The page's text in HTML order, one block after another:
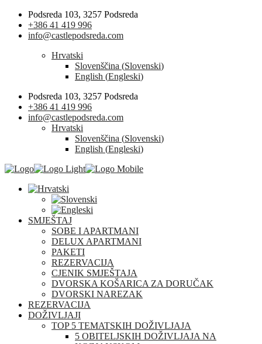
Podsreda 103, 3257 Podsreda
+386 41 419 996
info@castlepodsreda.com
Hrvatski
Slovenščina (Slovenski)
English (Engleski)
Podsreda 103, 3257 Podsreda
+386 41 419 996
info@castlepodsreda.com
Hrvatski
Slovenščina (Slovenski)
English (Engleski)
SMJEŠTAJ
SOBE I APARTMANI
DELUX APARTMANI
PAKETI
REZERVACIJA
CJENIK SMJEŠTAJA
DVORSKA KOŠARICA ZA DORUČAK
DVORSKI NAREZAK
REZERVACIJA
DOŽIVLJAJI
TOP 5 TEMATSKIH DOŽIVLJAJA
5 OBITELJSKIH DOŽIVLJAJA NA